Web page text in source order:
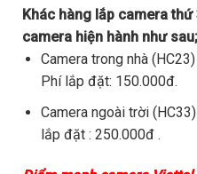
Khác hàng lắp camera
camera hiện hành như sau;
Camera trong nhà
Phí lắp đặt: 150.000đ.
Camera ngoài trời
lắp đặt : 250.000đ .